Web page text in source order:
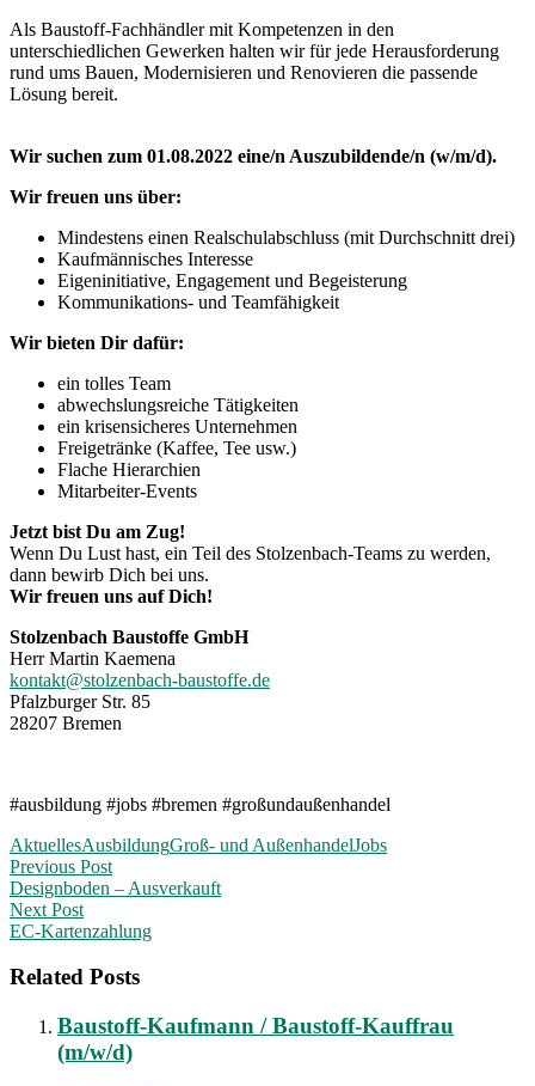
Als Baustoff-Fachhändler mit Kompetenzen in den
unterschiedlichen Gewerken halten wir für jede Herausforderung
rund ums Bauen, Modernisieren und Renovieren die passende
Lösung bereit.
Wir suchen zum 01.08.2022 eine/n Auszubildende/n (w/m/d).
Wir freuen uns über:
Mindestens einen Realschulabschluss (mit Durchschnitt drei)
Kaufmännisches Interesse
Eigeninitiative, Engagement und Begeisterung
Kommunikations- und Teamfähigkeit
Wir bieten Dir dafür:
ein tolles Team
abwechslungsreiche Tätigkeiten
ein krisensicheres Unternehmen
Freigetränke (Kaffee, Tee usw.)
Flache Hierarchien
Mitarbeiter-Events
Jetzt bist Du am Zug!
Wenn Du Lust hast, ein Teil des Stolzenbach-Teams zu werden,
dann bewirb Dich bei uns.
Wir freuen uns auf Dich!
Stolzenbach Baustoffe GmbH
Herr Martin Kaemena
kontakt@stolzenbach-baustoffe.de
Pfalzburger Str. 85
28207 Bremen
#ausbildung #jobs #bremen #großundaußenhandel
AktuellesAusbildungGroß- und AußenhandelJobs
Post
navigation
Previous Post
Designboden – Ausverkauft
Next Post
EC-Kartenzahlung
Related Posts
Baustoff-Kaufmann / Baustoff-Kauffrau
(m/w/d)